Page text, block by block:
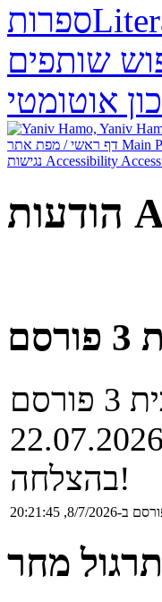
ספרות
שותפים
אוטומטי
Main
Accessibility
הודעות
בהצלחה!
ב-8/7/2026, 20:21:45
תרגול מחר